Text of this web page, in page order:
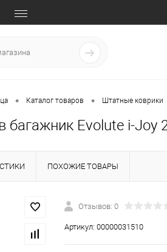
• Каталог товаров • Штатные коврики
багажник Evolute i-Joy
ПОХОЖИЕ ТОВАРЫ
Отзывов: 0
Артикул: 00000031510